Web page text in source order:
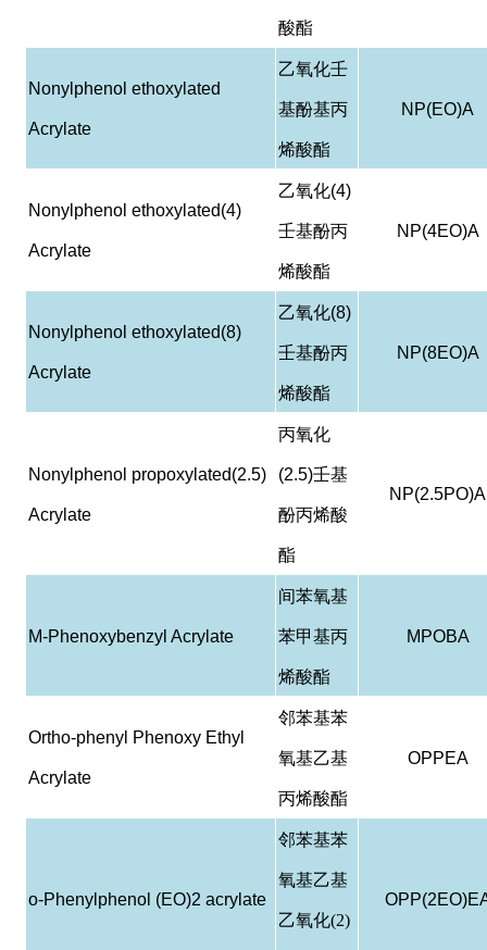
酸酯
Nonylphenol ethoxylated
Acrylate
乙氧化壬
基酚基丙
烯酸酯
NP(EO)A
Nonylphenol ethoxylated(4)
Acrylate
乙氧化(4)
壬基酚丙
烯酸酯
NP(4EO)A
Nonylphenol ethoxylated(8)
Acrylate
乙氧化(8)
壬基酚丙
烯酸酯
NP(8EO)A
Nonylphenol propoxylated(2.5)
Acrylate
丙氧化
(2.5)壬基
酚丙烯酸
酯
NP(2.5PO)A
M-Phenoxybenzyl Acrylate
间苯氧基
苯甲基丙
烯酸酯
MPOBA
Ortho-phenyl Phenoxy Ethyl
Acrylate
邻苯基苯
氧基乙基
丙烯酸酯
OPPEA
o-Phenylphenol (EO)2 acrylate
邻苯基苯
氧基乙基
乙氧化(2)